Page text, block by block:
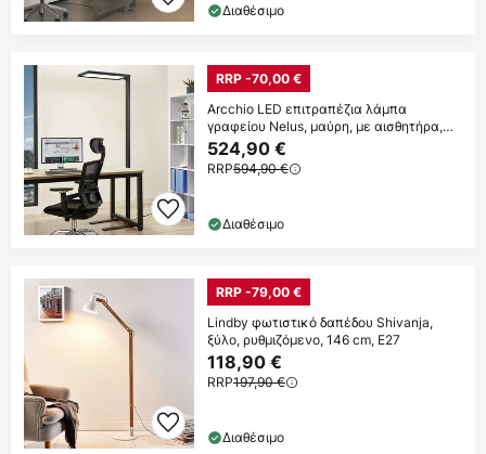
Διαθέσιμο
RRP -70,00 €
Arcchio LED επιτραπέζια λάμπα
γραφείου Nelus, μαύρη, με αισθητήρα,
ρυθμιζόμενη
524,90 €
RRP594,90 €
Διαθέσιμο
RRP -79,00 €
Lindby φωτιστικό δαπέδου Shivanja,
ξύλο, ρυθμιζόμενο, 146 cm, E27
118,90 €
RRP197,90 €
Διαθέσιμο